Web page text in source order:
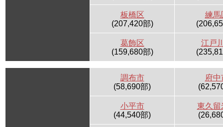
板橋区
(207,420部)
練馬
葛飾区
(159,680部)
江戸
調布市
(58,690部)
府中
小平市
(44,540部)
東久留